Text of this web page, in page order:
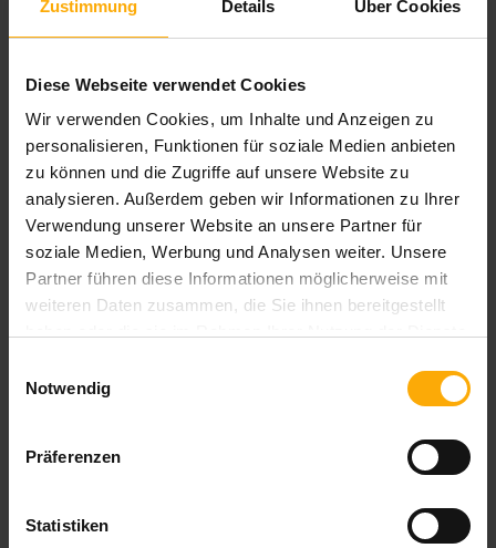
Zustimmung Details Über Cookies
Diese Webseite verwendet Cookies
Wir verwenden Cookies, um Inhalte und Anzeigen zu
personalisieren, Funktionen für soziale Medien anbieten
zu können und die Zugriffe auf unsere Website zu
analysieren. Außerdem geben wir Informationen zu Ihrer
Verwendung unserer Website an unsere Partner für
soziale Medien, Werbung und Analysen weiter. Unsere
Partner führen diese Informationen möglicherweise mit
weiteren Daten zusammen, die Sie ihnen bereitgestellt
Notwendig
Präferenzen
Statistiken
SEO
Mobile
Ihr Kommentar:
Nachname